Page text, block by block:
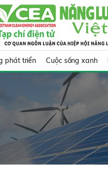
phát triển Cuộc sống xanh